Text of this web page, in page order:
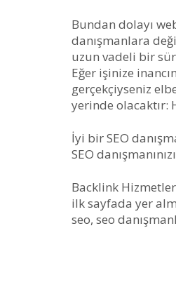
Bundan dolayı
danışmanlara
uzun vadeli bir
Eğer işinize
gerçekçiyseniz
yerinde olacaktır:
İyi bir SEO
SEO
Backlink
ilk sayfada yer
seo, seo